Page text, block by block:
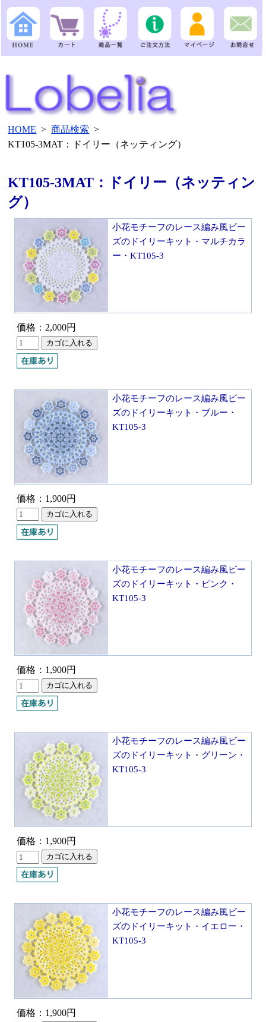
HOME > 商品検索 >
KT105-3MAT：ドイリー（ネッティング）
KT105-3MAT：ドイリー（ネッティン
グ）
小花モチーフのレース編み風ビー
ズのドイリーキット・マルチカラ
ー・KT105-3
価格：2,000円
小花モチーフのレース編み風ビー
ズのドイリーキット・ブルー・
KT105-3
価格：1,900円
小花モチーフのレース編み風ビー
ズのドイリーキット・ピンク・
KT105-3
価格：1,900円
小花モチーフのレース編み風ビー
ズのドイリーキット・グリーン・
KT105-3
価格：1,900円
小花モチーフのレース編み風ビー
ズのドイリーキット・イエロー・
KT105-3
価格：1,900円